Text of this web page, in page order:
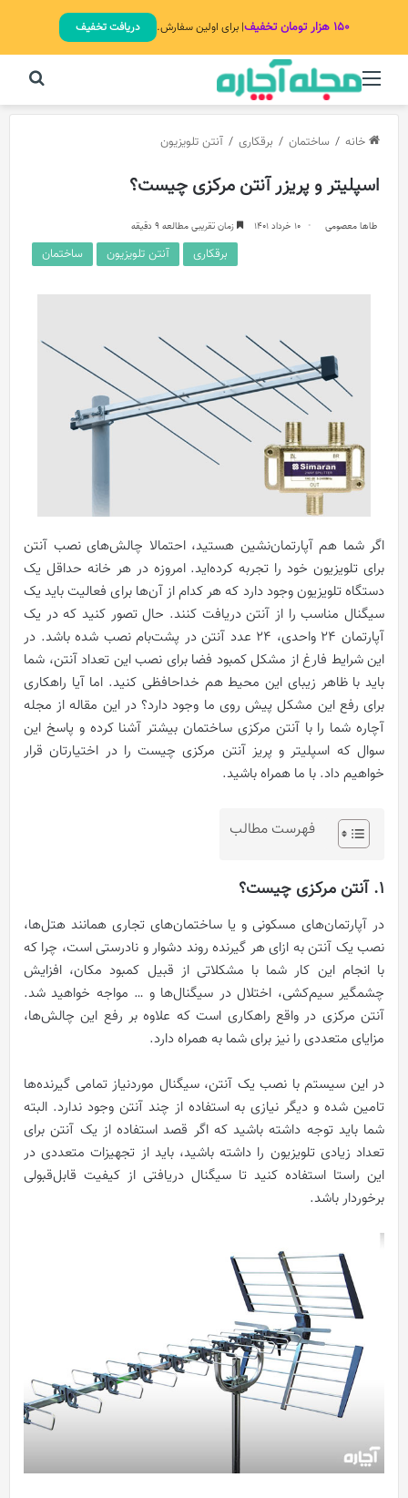
۱۵۰ هزار تومان تخفیف | برای اولین سفارش. دریافت تخفیف
منو
خانه / ساختمان / برقکاری / آنتن تلویزیون
اسپلیتر و پریزر آنتن مرکزی چیست؟
طاها معصومی 10 خرداد 1401 زمان تقریبی مطالعه 9 دقیقه
برقکاری آنتن تلویزیون ساختمان
اگر شما هم آپارتمان‌نشین هستید، احتمالا چالش‌های نصب آنتن
برای تلویزیون خود را تجربه کرده‌اید. امروزه در هر خانه حداقل یک
دستگاه تلویزیون وجود دارد که هر کدام از آن‌ها برای فعالیت باید یک
سیگنال مناسب را از آنتن دریافت کنند. حال تصور کنید که در یک
آپارتمان 24 واحدی، 24 عدد آنتن در پشت‌بام نصب شده باشد. در
این شرایط فارغ از مشکل کمبود فضا برای نصب این تعداد آنتن، شما
باید با ظاهر زیبای این محیط هم خداحافظی کنید. اما آیا راهکاری
برای رفع این مشکل پیش روی ما وجود دارد؟ در این مقاله از مجله
آچاره شما را با آنتن مرکزی ساختمان بیشتر آشنا کرده و پاسخ این
سوال که اسپلیتر و پریز آنتن مرکزی چیست را در اختیارتان قرار
خواهیم داد. با ما همراه باشید.
فهرست مطالب
1. آنتن مرکزی چیست؟
در آپارتمان‌های مسکونی و یا ساختمان‌های تجاری همانند هتل‌ها،
نصب یک آنتن به ازای هر گیرنده روند دشوار و نادرستی است، چرا که
با انجام این کار شما با مشکلاتی از قبیل کمبود مکان، افزایش
چشمگیر سیم‌کشی، اختلال در سیگنال‌ها و … مواجه خواهید شد.
آنتن مرکزی در واقع راهکاری است که علاوه بر رفع این چالش‌ها،
مزایای متعددی را نیز برای شما به همراه دارد.
در این سیستم با نصب یک آنتن، سیگنال موردنیاز تمامی گیرنده‌ها
تامین شده و دیگر نیازی به استفاده از چند آنتن وجود ندارد. البته
شما باید توجه داشته باشید که اگر قصد استفاده از یک آنتن برای
تعداد زیادی تلویزیون را داشته باشید، باید از تجهیزات متعددی در
این راستا استفاده کنید تا سیگنال دریافتی از کیفیت قابل‌قبولی
برخوردار باشد.